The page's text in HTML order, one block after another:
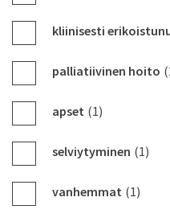
kliinisesti
palliatiivinen hoito
apset (1)
selviytyminen (1)
vanhemmat (1)